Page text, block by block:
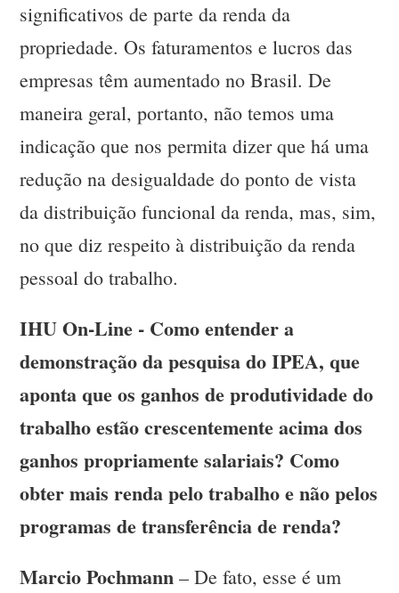
significativos de parte da renda da
propriedade. Os faturamentos e lucros das
empresas têm aumentado no Brasil. De
maneira geral, portanto, não temos uma
indicação que nos permita dizer que há uma
redução na desigualdade do ponto de vista
da distribuição funcional da renda, mas, sim,
no que diz respeito à distribuição da renda
pessoal do trabalho.
IHU On-Line - Como entender a
demonstração da pesquisa do IPEA, que
aponta que os ganhos de produtividade do
trabalho estão crescentemente acima dos
ganhos propriamente salariais? Como
obter mais renda pelo trabalho e não pelos
programas de transferência de renda?
Marcio Pochmann – De fato, esse é um